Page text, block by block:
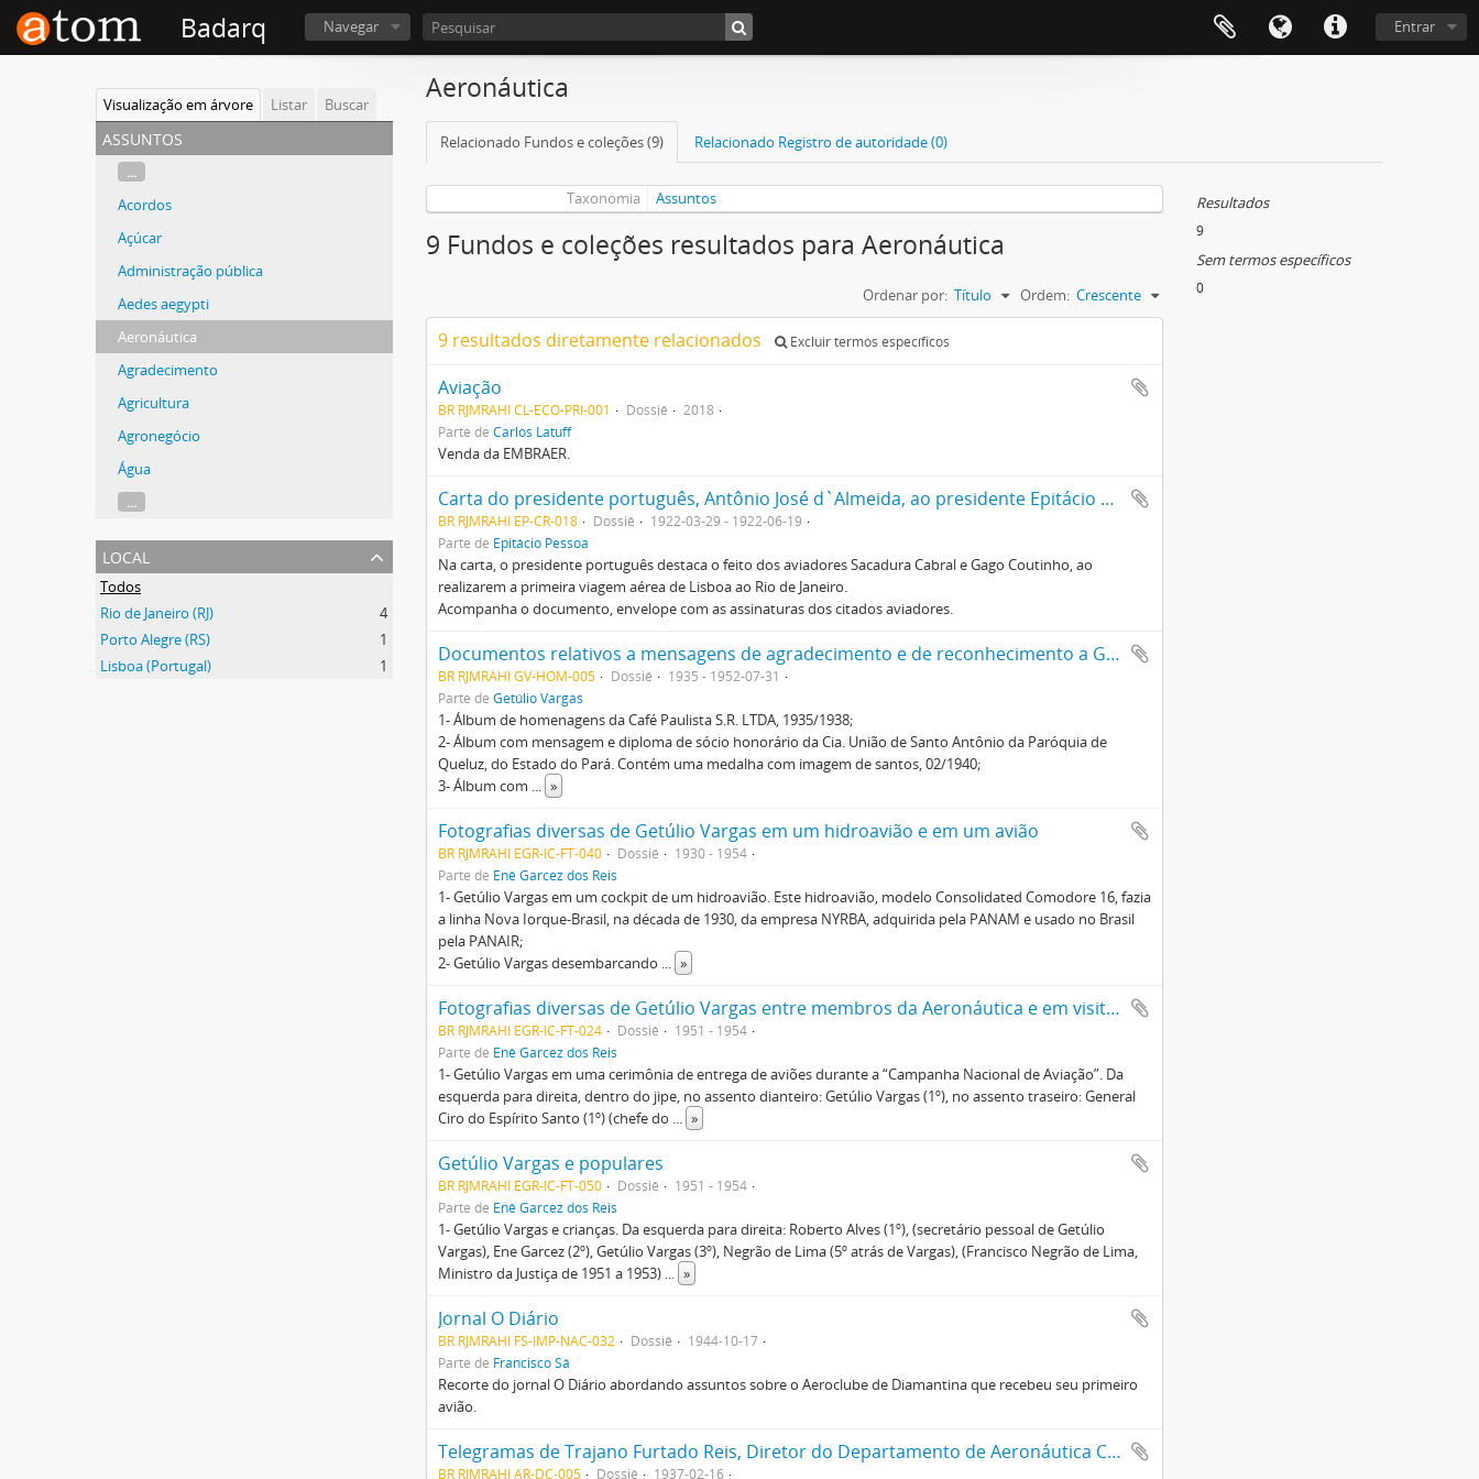
Badarq Navegar Entrar
Visualização em árvore Listar Buscar
assuntos
...
Acordos
Açúcar
Administração pública
Aedes aegypti
Aeronáutica
Agradecimento
Agricultura
Agronegócio
Água
...
local
Todos
Rio de Janeiro (RJ)
4
Porto Alegre (RS)
1
Lisboa (Portugal)
1
Aeronáutica
Relacionado Fundos e coleções (9) Relacionado Registro de autoridade (0)
Taxonomia Assuntos
9 Fundos e coleções resultados para Aeronáutica
Ordenar por: Título Ordem: Crescente
9 resultados diretamente relacionados Excluir termos específicos
Aviação
BR RJMRAHI CL-ECO-PRI-001 Dossiê
2018
Parte de Carlos Latuff
Venda da EMBRAER.
Carta do presidente português, Antônio José d`Almeida, ao presidente Epitácio Pessoa
BR RJMRAHI EP-CR-018 Dossiê
1922-03-29 - 1922-06-19
Parte de Epitácio Pessoa
Na carta, o presidente português destaca o feito dos aviadores Sacadura Cabral e Gago Coutinho, ao
realizarem a primeira viagem aérea de Lisboa ao Rio de Janeiro.
Acompanha o documento, envelope com as assinaturas dos citados aviadores.
Documentos relativos a mensagens de agradecimento e de reconhecimento a Getúlio Vargas
BR RJMRAHI GV-HOM-005 Dossiê
1935 - 1952-07-31
Parte de Getúlio Vargas
1- Álbum de homenagens da Café Paulista S.R. LTDA, 1935/1938;
2- Álbum com mensagem e diploma de sócio honorário da Cia. União de Santo Antônio da Paróquia de
Queluz, do Estado do Pará. Contém uma medalha com imagem de santos, 02/1940;
3- Álbum com ... »
Fotografias diversas de Getúlio Vargas em um hidroavião e em um avião
BR RJMRAHI EGR-IC-FT-040 Dossiê
1930 - 1954
Parte de Enê Garcez dos Reis
1- Getúlio Vargas em um cockpit de um hidroavião. Este hidroavião, modelo Consolidated Comodore 16, fazia
a linha Nova Iorque-Brasil, na década de 1930, da empresa NYRBA, adquirida pela PANAM e usado no Brasil
pela PANAIR;
2- Getúlio Vargas desembarcando ... »
Fotografias diversas de Getúlio Vargas entre membros da Aeronáutica e em visita a Base Aérea de Santa Cruz
BR RJMRAHI EGR-IC-FT-024 Dossiê
1951 - 1954
Parte de Enê Garcez dos Reis
1- Getúlio Vargas em uma cerimônia de entrega de aviões durante a “Campanha Nacional de Aviação”. Da
esquerda para direita, dentro do jipe, no assento dianteiro: Getúlio Vargas (1º), no assento traseiro: General
Ciro do Espírito Santo (1º) (chefe do ... »
Getúlio Vargas e populares
BR RJMRAHI EGR-IC-FT-050 Dossiê
1951 - 1954
Parte de Enê Garcez dos Reis
1- Getúlio Vargas e crianças. Da esquerda para direita: Roberto Alves (1º), (secretário pessoal de Getúlio
Vargas), Ene Garcez (2º), Getúlio Vargas (3º), Negrão de Lima (5º atrás de Vargas), (Francisco Negrão de Lima,
Ministro da Justiça de 1951 a 1953) ... »
Jornal O Diário
BR RJMRAHI FS-IMP-NAC-032 Dossiê
1944-10-17
Parte de Francisco Sá
Recorte do jornal O Diário abordando assuntos sobre o Aeroclube de Diamantina que recebeu seu primeiro
avião.
Telegramas de Trajano Furtado Reis, Diretor do Departamento de Aeronáutica Civil, e coronel Eduardo Gomes
BR RJMRAHI AR-DC-005 Dossiê 1937-02-16
Resultados
9
Sem termos específicos
0